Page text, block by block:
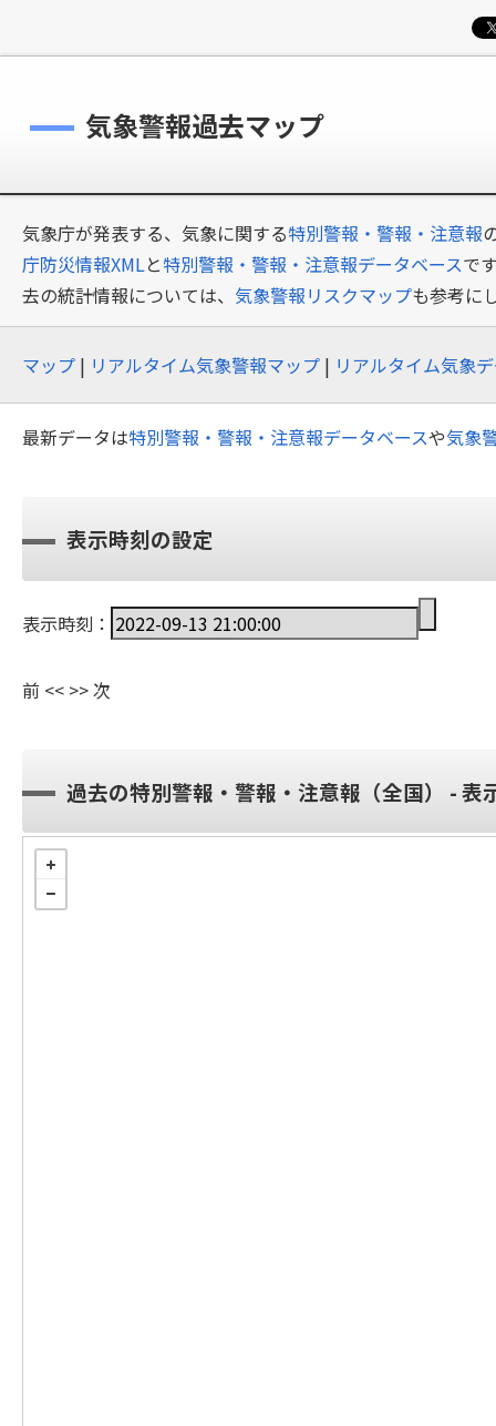
気象警報過去マップ
気象庁が発表する、気象に関する特別警報・警報・注意報
庁防災情報XMLと特別警報・警報・注意報データベースで
去の統計情報については、 気象警報リスクマップも参考に
マップ | リアルタイム気象警報マップ | リアルタイム気象
最新データは特別警報・警報・注意報データベースや気象
表示時刻の設定
表示時刻：
前 << >>次
過去の特別警報・警報・注意報（全国） - 表